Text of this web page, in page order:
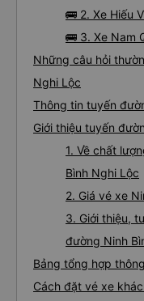
🚌 2. Xe Hiếu
🚌 3. Xe Nam
Những câu hỏi
Nghi Lộc
Thông tin tuyến
Giới thiệu tuyến
1. Về chất
Bình Nghi Lộc
2. Giá vé xe
3. Giới thiệu,
đường Ninh
Bảng tổng hợp
Cách đặt vé xe